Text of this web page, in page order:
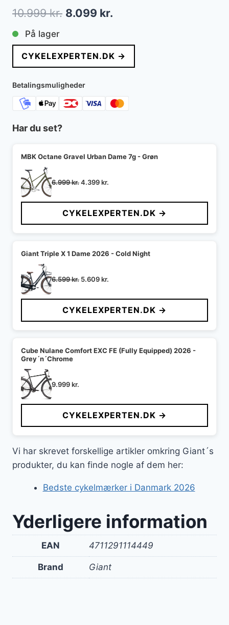
10.999kr. Den
pris
var:
10.999 kr..
8.099 kr.
pris
er:
På lager
CYKELEXPERTEN.DK →
Betalingsmuligheder
Har du set?
MBK Octane Gravel Urban Dame 7g - Grøn
6.999kr.Den
pris
var:
6.999 kr..
4.399kr.
pris
er:
4.399 kr..
CYKELEXPERTEN.DK →
Giant Triple X 1 Dame 2026 - Cold Night
6.599kr. Den
pris
var:
6.599 kr..
5.609kr.
pris
er:
5.609 kr..
CYKELEXPERTEN.DK →
Cube Nulane Comfort EXC FE (Fully Equipped) 2026 -
Grey´n´Chrome
9.999kr.
CYKELEXPERTEN.DK →
Vi har skrevet forskellige artikler omkring Giant´s
produkter, du kan finde nogle af dem her:
Bedste cykelmærker i Danmark 2026
Yderligere information
EAN 4711291114449
Brand Giant